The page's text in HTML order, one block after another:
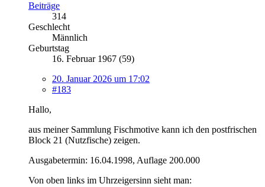
Beiträge
314
Geschlecht
Männlich
Geburtstag
16. Februar 1967 (59)
20. Januar 2026 um 17:02
#183
Hallo,
aus meiner Sammlung Fischmotive kann ich den postfrischen
Block 21 (Nutzfische) zeigen.
Ausgabetermin: 16.04.1998, Auflage 200.000
Von oben links im Uhrzeigersinn sieht man: